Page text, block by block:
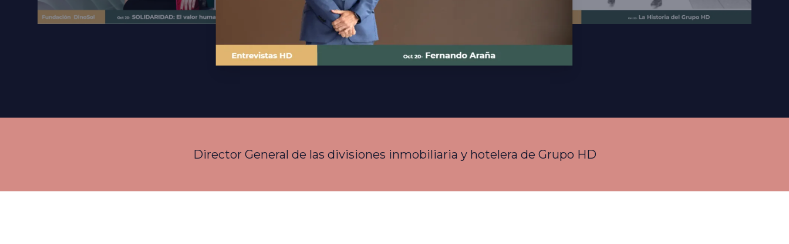
Director General de las divisiones inmobiliaria y hotelera de Grupo HD